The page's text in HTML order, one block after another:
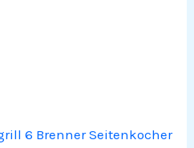
6 Brenner Seitenkocher